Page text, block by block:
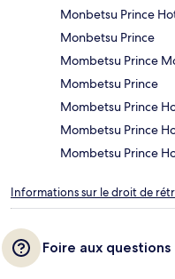
Monbetsu Prince
Monbetsu Prince
Mombetsu Prince
Mombetsu Prince
Mombetsu Prince
Mombetsu Prince
Mombetsu Prince
Informations sur le droit de
Foire aux questions